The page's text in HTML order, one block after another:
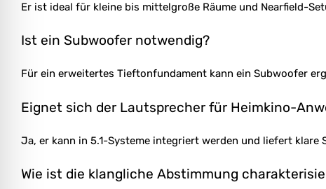
Er ist ideal für kleine bis mittelgroße Räume und Nearfield-
Ist ein Subwoofer notwendig?
Für ein erweitertes Tieftonfundament kann ein Subwoofer
Eignet sich der Lautsprecher für Heimkino-
Ja, er kann in 5.1-Systeme integriert werden und liefert klare
Wie ist die klangliche Abstimmung